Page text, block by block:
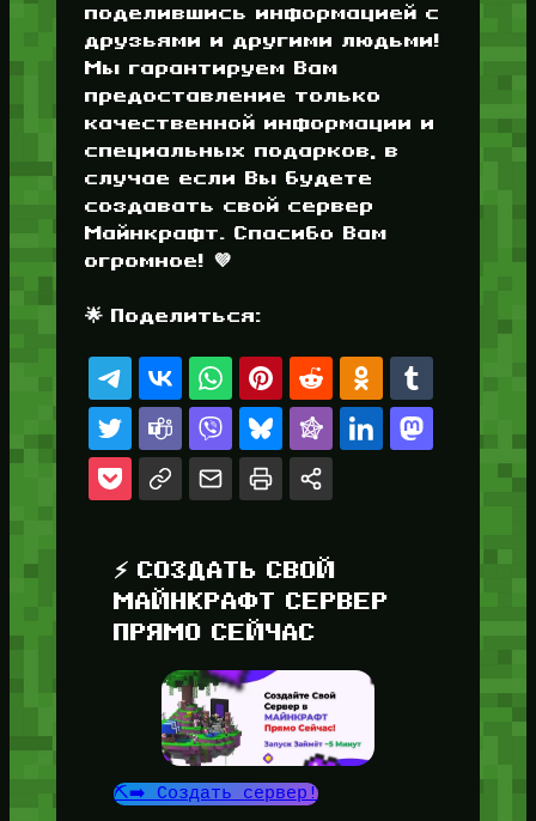
поделившись информацией с
друзьями и другими людьми!
Мы гарантируем Вам
предоставление только
качественной информации и
специальных подарков, в
случае если Вы будете
создавать свой сервер
Майнкрафт. Спасибо Вам
огромное! 💜
🌟 Поделиться:
⚡ СОЗДАТЬ СВОЙ
МАЙНКРАФТ СЕРВЕР
ПРЯМО СЕЙЧАС
⛏️➡️ Создать сервер!